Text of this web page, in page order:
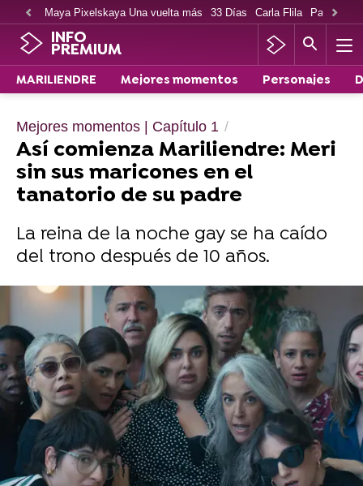
Maya Pixelskaya Una vuelta más 33 Días Carla Flila Paco
INFO
PREMIUM
MARILIENDRE Mejores momentos Personajes
Mejores momentos | Capítulo 1
Así comienza Mariliendre: Meri
sin sus maricones en el
tanatorio de su padre
La reina de la noche gay se ha caído
del trono después de 10 años.
atresplayer
Publicado:27 de abril de 2025, 14:10